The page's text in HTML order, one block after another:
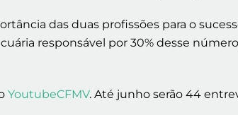
das duas profissões para o
responsável por 30% desse
YoutubeCFMV. Até junho serão 44